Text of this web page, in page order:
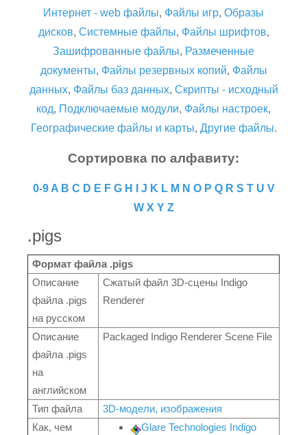
Интернет - web файлы, Файлы игр, Образы
дисков, Системные файлы, Файлы шрифтов,
Зашифрованные файлы, Размеченные
документы, Файлы резервных копий, Файлы
данных, Файлы баз данных, Скрипты - исходный
код, Подключаемые модули, Файлы настроек,
Географические файлы и карты, Другие файлы.
Сортировка по алфавиту:
0-9 A B C D E F G H J K L M N O P Q R S T U V
W X Y Z
.pigs
Формат файла .pigs
Описание
файла .pigs
на русском
Сжатый файл 3D-сцены Indigo
Renderer
Описание
файла .pigs
на
английском
Packaged Indigo Renderer Scene File
Тип файла
3D-модели, изображения
Как, чем
Glare Technologies Indigo